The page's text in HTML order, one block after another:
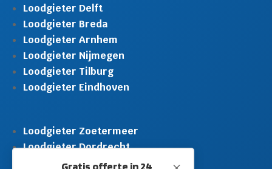
Gratis offerte in 24
Loodgieter Delft
Loodgieter Breda
Loodgieter Arnhem
Loodgieter Nijmegen
Loodgieter Tilburg
Loodgieter Eindhoven
Loodgieter Zoetermeer
Loodgieter Dordrecht
Loodgieter Rijswijk